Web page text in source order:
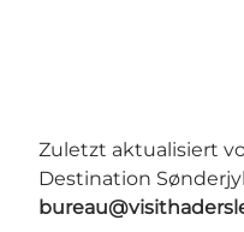
Zuletzt aktualisiert
Destination